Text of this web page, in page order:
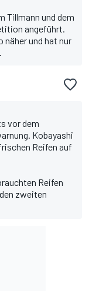
Tillmann und dem
angeführt.
näher und hat nur
vor dem
Kobayashi
Reifen auf
Reifen
zweiten